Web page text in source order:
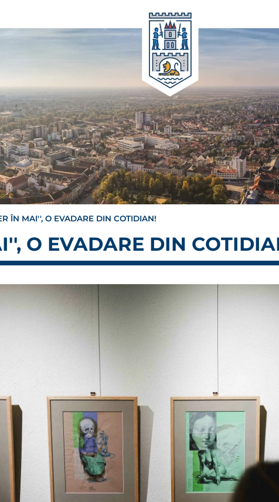
ÎN MAI'', O EVADARE DIN COTIDIAN!
O EVADARE DIN